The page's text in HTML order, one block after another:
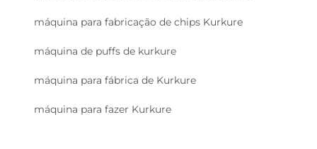
máquina para fabricação de chips Kurkure
máquina de puffs de kurkure
máquina para fábrica de Kurkure
máquina para fazer Kurkure